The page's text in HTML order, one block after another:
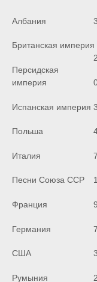
Албания 3
Британская империя
2
Персидская
империя
Испанская империя 3
Польша
Италия 7
Песни Союза ССР 1
Франция 9
Германия 7
США 3
Румыния 2